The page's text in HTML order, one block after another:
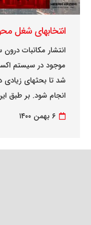
انتخابهای شغل
موجود در سیستم
شد تا بحثهای زیادی
انجام شود. بر طبق
۶ بهمن ۱۴۰۰